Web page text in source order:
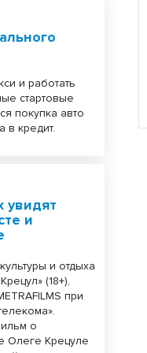
и работать
стартовые
покупка авто
в кредит.
увидят
и
и отдыха
(18+),
при
о
Олеге Крецуле